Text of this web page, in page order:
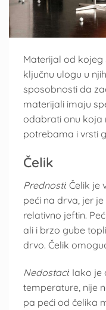
Materijal od kojeg
ključnu ulogu u
sposobnosti da
materijali imaju
odabrati onu koja
potrebama i vrsti
Čelik
Prednosti: Čelik je
peći na drva, jer
relativno jeftin.
ali i brzo gube
drvo. Čelik
Nedostaci: Iako je
temperature, nije
pa peći od čelika